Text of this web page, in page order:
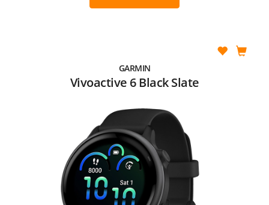
GARMIN
Vivoactive 6 Black Slate